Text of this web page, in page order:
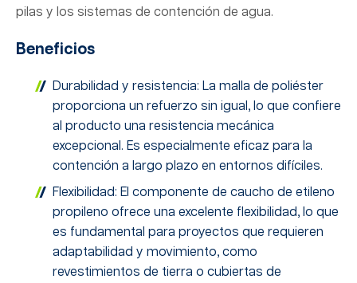
pilas y los sistemas de contención de agua.
Beneficios
Durabilidad y resistencia: La malla de poliéster
proporciona un refuerzo sin igual, lo que confiere
al producto una resistencia mecánica
excepcional. Es especialmente eficaz para la
contención a largo plazo en entornos difíciles.
Flexibilidad: El componente de caucho de etileno
propileno ofrece una excelente flexibilidad, lo que
es fundamental para proyectos que requieren
adaptabilidad y movimiento, como
revestimientos de tierra o cubiertas de